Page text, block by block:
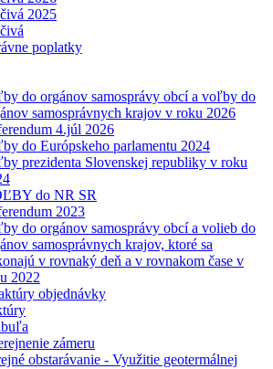
2025
poplatky
do orgánov samosprávy obcí a voľby do
samosprávnych krajov v roku 2026
4.júl 2026
do Európskeho parlamentu 2024
prezidenta Slovenskej republiky v roku
do NR SR
2023
do orgánov samosprávy obcí a volieb do
samosprávnych krajov, ktoré sa
v rovnaký deň a v rovnakom čase v
2022
objednávky
zámeru
obstarávanie - Využitie geotermálnej